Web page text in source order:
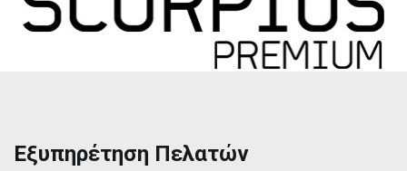
Εξυπηρέτηση Πελατών